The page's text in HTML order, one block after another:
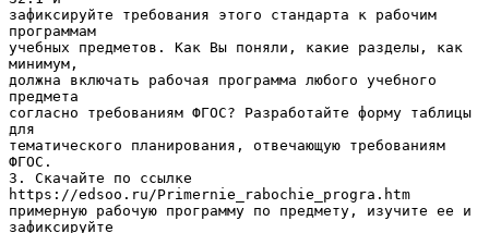
зафиксируйте требования этого стандарта к рабочим
программам
учебных предметов. Как Вы поняли, какие разделы, как
минимум,
должна включать рабочая программа любого учебного
предмета
согласно требованиям ФГОС? Разработайте форму таблицы
для
тематического планирования, отвечающую требованиям
ФГОС.
3. Скачайте по ссылке
https://edsoo.ru/Primernie_rabochie_progra.htm
примерную рабочую программу по предмету, изучите ее и
зафиксируйте